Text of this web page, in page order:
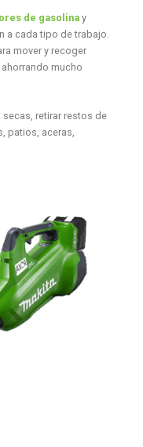
de gasolinay
a cada tipo de trabajo.
mover y recoger
mucho
retirar restos de
patios, aceras,